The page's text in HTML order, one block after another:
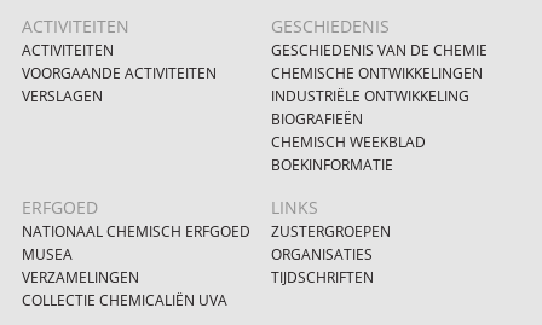
ACTIVITEITEN
ACTIVITEITEN
VOORGAANDE ACTIVITEITEN
VERSLAGEN
GESCHIEDENIS
GESCHIEDENIS VAN DE CHEMIE
CHEMISCHE ONTWIKKELINGEN
INDUSTRIËLE ONTWIKKELING
BIOGRAFIEËN
CHEMISCH WEEKBLAD
BOEKINFORMATIE
ERFGOED
NATIONAAL CHEMISCH ERFGOED
MUSEA
VERZAMELINGEN
COLLECTIE CHEMICALIËN UVA
LINKS
ZUSTERGROEPEN
ORGANISATIES
TIJDSCHRIFTEN